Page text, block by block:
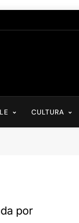
CULTURA
por